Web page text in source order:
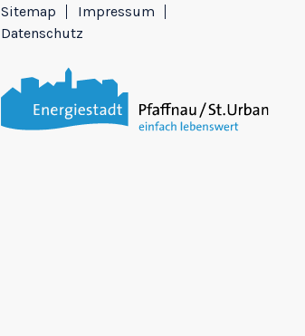
Sitemap
Impressum
Datenschutz